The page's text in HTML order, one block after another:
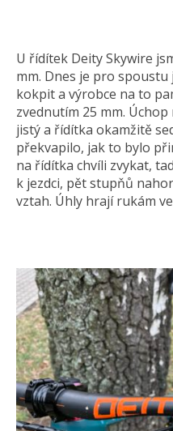
U řídítek Deity Skywire
mm. Dnes je pro
kokpit a výrobce na to
zvednutím 25 mm.
jistý a řídítka okamžitě
překvapilo, jak to bylo
na řídítka chvíli zvykat,
k jezdci, pět stupňů
vztah. Úhly hrají rukám